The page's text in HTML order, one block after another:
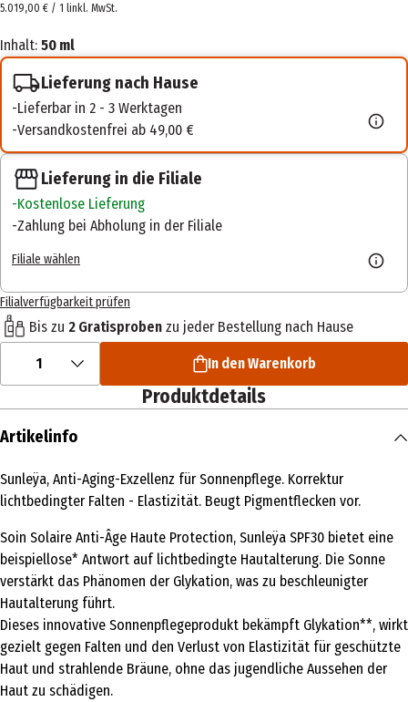
5.019,00 € / 1 linkl. MwSt.
Inhalt: 50 ml
Lieferung nach Hause
Lieferbar in 2 - 3 Werktagen
Versandkostenfrei ab 49,00 €
Lieferung in die Filiale
Kostenlose Lieferung
Zahlung bei Abholung in der Filiale
Filiale wählen
Filialverfügbarkeit prüfen
Bis zu 2 Gratisproben zu jeder Bestellung nach Hause
1 In den Warenkorb
Produktdetails
Artikelinfo
Sunleÿa, Anti-Aging-Exzellenz für Sonnenpflege. Korrektur
lichtbedingter Falten - Elastizität. Beugt Pigmentflecken vor.
Soin Solaire Anti-Âge Haute Protection, Sunleÿa SPF30 bietet eine
beispiellose* Antwort auf lichtbedingte Hautalterung. Die Sonne
verstärkt das Phänomen der Glykation, was zu beschleunigter
Hautalterung führt.
Dieses innovative Sonnenpflegeprodukt bekämpft Glykation**, wirkt
gezielt gegen Falten und den Verlust von Elastizität für geschützte
Haut und strahlende Bräune, ohne das jugendliche Aussehen der
Haut zu schädigen.